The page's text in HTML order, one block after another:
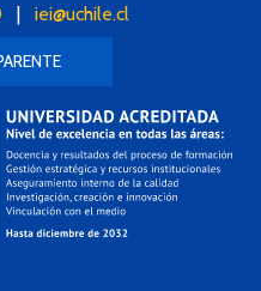
| iei@uchile.cl